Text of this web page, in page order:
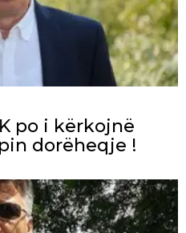
po i kërkojnë
dorëheqje !